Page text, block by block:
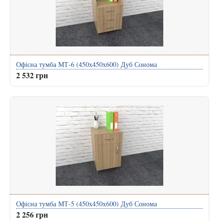
Офісна тумба МТ-6 (450x450x600) Дуб Сонома
2 532 грн
Офісна тумба МТ-5 (450x450x600) Дуб Сонома
2 256 грн